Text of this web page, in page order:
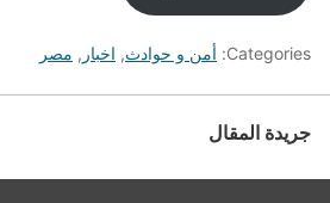
Categories: أمن و حوادث, اخبار , مصر
جريدة المقال